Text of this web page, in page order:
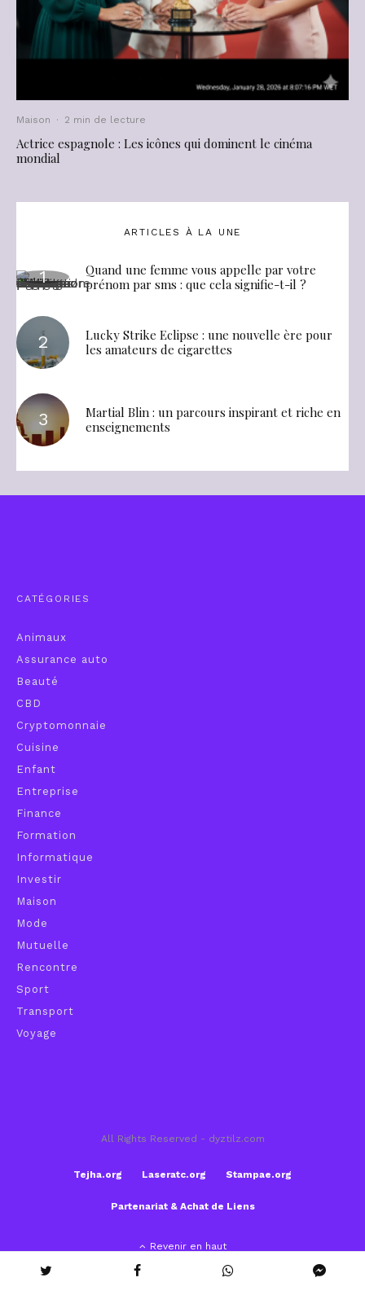
Maison · 2 min de lecture
Actrice espagnole : Les icônes qui dominent le cinéma
mondial
ARTICLES À LA UNE
Quand une femme vous appelle par votre
prénom par sms : que cela signifie-t-il ?
Lucky Strike Eclipse : une nouvelle ère pour
les amateurs de cigarettes
Martial Blin : un parcours inspirant et riche en
enseignements
CATÉGORIES
Animaux
Assurance auto
Beauté
CBD
Cryptomonnaie
Cuisine
Enfant
Entreprise
Finance
Formation
Informatique
Investir
Maison
Mode
Mutuelle
Rencontre
Sport
Transport
Voyage
All Rights Reserved - dyztilz.com
Tejha.org Laseratc.org Stampae.org
Partenariat & Achat de Liens
Revenir en haut